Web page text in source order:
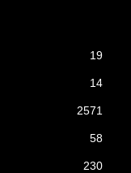
19
14
2571
58
230